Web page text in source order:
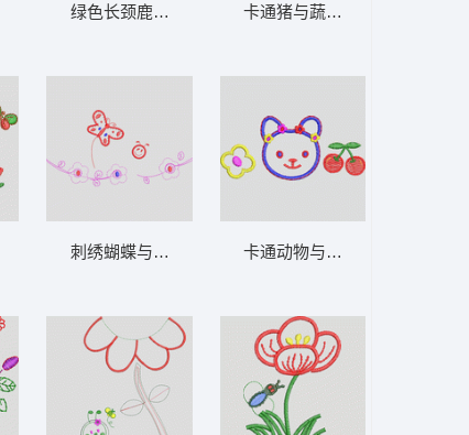
可爱小牛刺绣图案 卡通童装章标贴布
卡通兔子与花朵蝴蝶图案 卡通童装章标贴布
绿色长颈鹿卡通图案 卡通童装章标贴布
刺绣蝴蝶与花朵图案 卡通童装章标贴布